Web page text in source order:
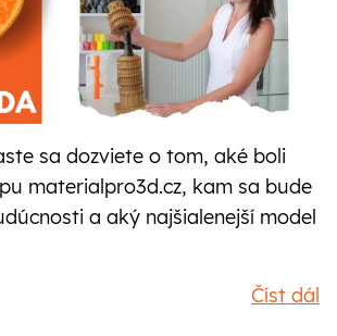
sa dozviete o tom, aké boli
materialpro3d.cz, kam sa bude
a aký najšialenejší model
Číst dál